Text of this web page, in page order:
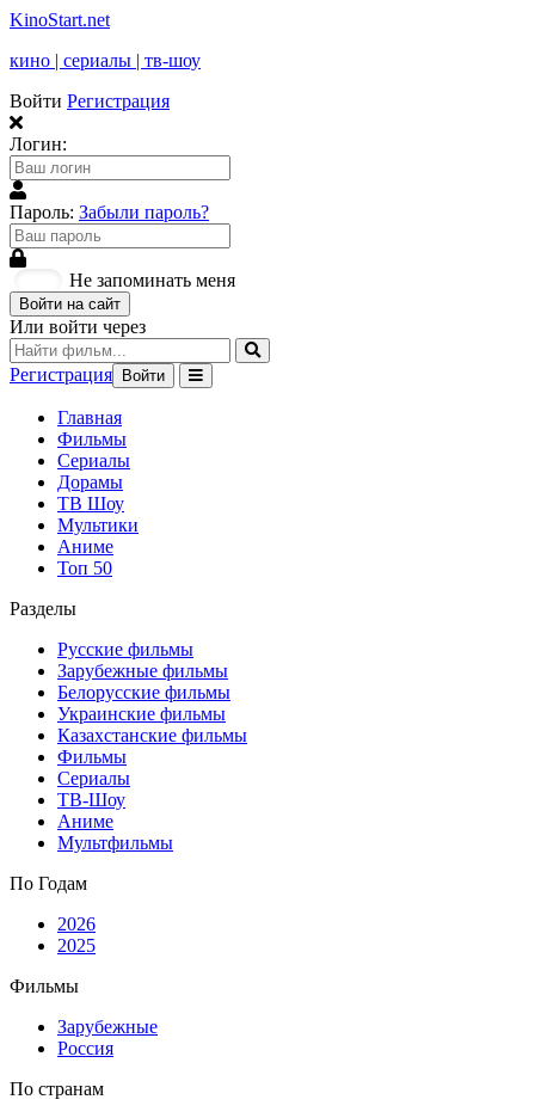
KinoStart.net
кино | сериалы | тв-шоу
Войти Регистрация
Логин:
Пароль: Забыли пароль?
Не запоминать меня
Войти на сайт
Или войти через
Регистрация Войти
Главная
Фильмы
Сериалы
Дорамы
ТВ Шоу
Мультики
Аниме
Топ 50
Разделы
Русские фильмы
Зарубежные фильмы
Белорусские фильмы
Украинские фильмы
Казахстанские фильмы
Фильмы
Сериалы
ТВ-Шоу
Аниме
Мультфильмы
По Годам
2026
2025
Фильмы
Зарубежные
Россия
По странам